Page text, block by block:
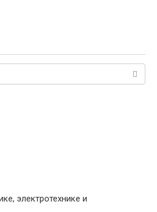
электротехнике и